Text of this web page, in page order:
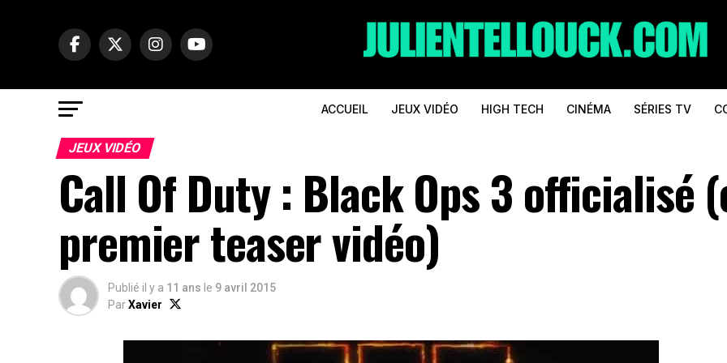
ACCUEIL JEUX VIDÉO HIGH TECH CINÉMA SÉRIES TV
JEUX VIDÉO
Call Of Duty : Black Ops 3 officialisé
premier teaser vidéo)
Publié il y a 11 ans le 9 avril 2015
ParXavier